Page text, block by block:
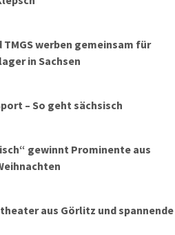
werben gemeinsam für
in Sachsen
– So geht sächsisch
gewinnt Prominente aus
aus Görlitz und spannende